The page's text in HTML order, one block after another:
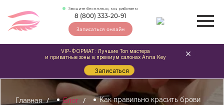
Звоните бесплатно, мы работаем
8 (800) 333-20-91
Записаться онлайн
Главная Блог Как правильно красить брови
VIP-ФОРМАТ: Лучшие Топ мастера
и приватные зоны в премиум салонах Anna Key
Записаться